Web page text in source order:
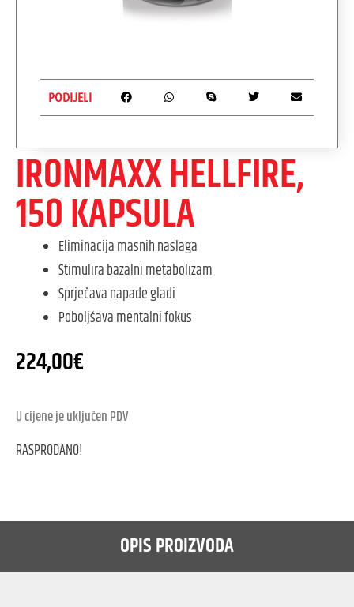
IRONMAXX HELLFIRE,
150 KAPSULA
Eliminacija masnih naslaga
Stimulira bazalni metabolizam
Sprječava napade gladi
Poboljšava mentalni fokus
224,00€
U cijene je uključen PDV
RASPRODANO!
PODIJELI
OPIS PROIZVODA